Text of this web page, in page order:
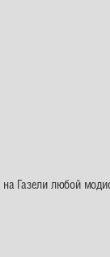
на Газели любой